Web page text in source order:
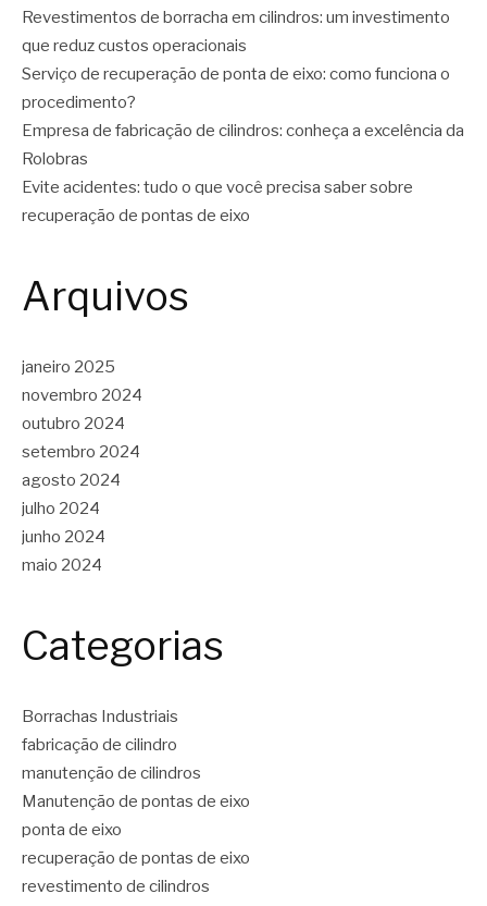
Revestimentos de borracha em cilindros: um investimento
que reduz custos operacionais
Serviço de recuperação de ponta de eixo: como funciona o
procedimento?
Empresa de fabricação de cilindros: conheça a excelência da
Rolobras
Evite acidentes: tudo o que você precisa saber sobre
recuperação de pontas de eixo
Arquivos
janeiro 2025
novembro 2024
outubro 2024
setembro 2024
agosto 2024
julho 2024
junho 2024
maio 2024
Categorias
Borrachas Industriais
fabricação de cilindro
manutenção de cilindros
Manutenção de pontas de eixo
ponta de eixo
recuperação de pontas de eixo
revestimento de cilindros